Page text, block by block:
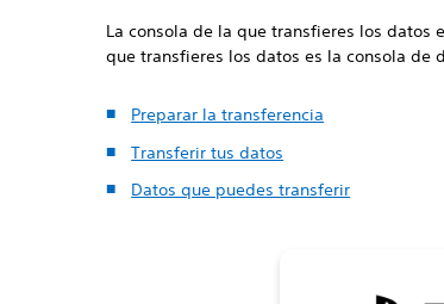
La consola de la que transfieres los datos
que transfieres los datos es la consola de
Preparar la transferencia
Transferir tus datos
Datos que puedes transferir